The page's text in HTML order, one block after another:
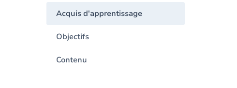
Acquis d'apprentissage
Objectifs
Contenu